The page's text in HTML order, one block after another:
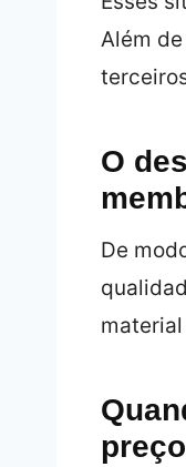
Além
O
De